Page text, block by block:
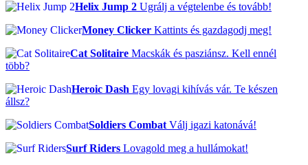
Helix Jump 2 Ugrálj a végtelenbe és tovább!
Money Clicker Kattints és gazdagodj meg!
Cat Solitaire Macskák és pasziánsz. Kell ennél
több?
Heroic Dash Egy lovagi kihívás vár. Te készen
állsz?
Soldiers Combat Válj igazi katonává!
Surf Riders Lovagold meg a hullámokat!